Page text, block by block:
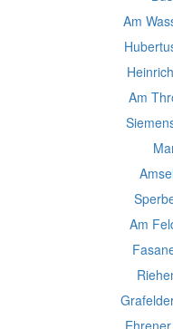
Am
Am
Am